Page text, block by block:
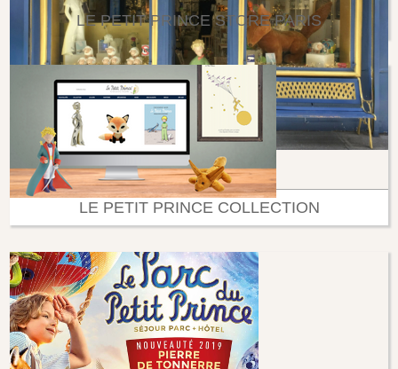
LE PETIT PRINCE STORE PARIS
LE PETIT PRINCE COLLECTION